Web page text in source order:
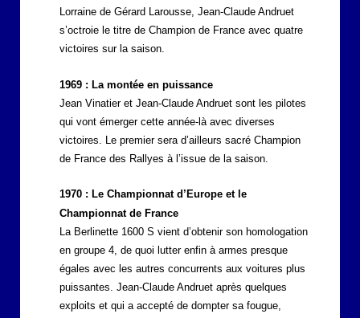
Lorraine de Gérard Larousse, Jean-Claude Andruet
s’octroie le titre de Champion de France avec quatre
victoires sur la saison.
1969 : La montée en puissance
Jean Vinatier et Jean-Claude Andruet sont les pilotes
qui vont émerger cette année-là avec diverses
victoires. Le premier sera d’ailleurs sacré Champion
de France des Rallyes à l’issue de la saison.
1970 : Le Championnat d’Europe et le
Championnat de France
La Berlinette 1600 S vient d’obtenir son homologation
en groupe 4, de quoi lutter enfin à armes presque
égales avec les autres concurrents aux voitures plus
puissantes. Jean-Claude Andruet après quelques
exploits et qui a accepté de dompter sa fougue,